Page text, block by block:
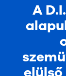
A